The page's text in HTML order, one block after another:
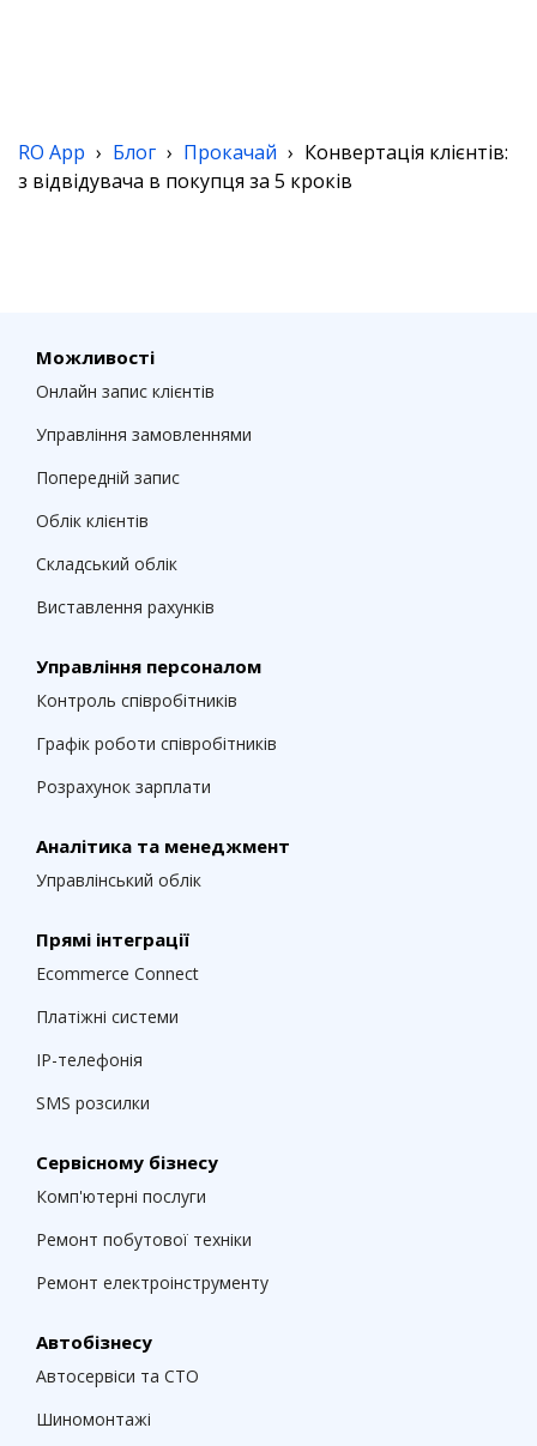
RO App › Блог › Прокачай › Конвертація клієнтів:
з відвідувача в покупця за 5 кроків
Можливості
Онлайн запис клієнтів
Управління замовленнями
Попередній запис
Облік клієнтів
Складський облік
Виставлення рахунків
Управління персоналом
Контроль співробітників
Графік роботи співробітників
Розрахунок зарплати
Аналітика та менеджмент
Управлінський облік
Прямі інтеграції
Ecommerce Connect
Платіжні системи
IP-телефонія
SMS розсилки
Сервісному бізнесу
Комп'ютерні послуги
Ремонт побутової техніки
Ремонт електроінструменту
Автобізнесу
Автосервіси та СТО
Шиномонтажі